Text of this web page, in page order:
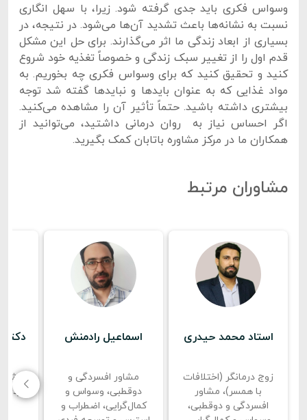
وسواس فکری باید جدی گرفته شود. زیرا، با سهل انگاری
نسبت به نشانه‌ها باعث تشدید آن‌ها می‌شود. در نتیجه، در
بسیاری از ابعاد زندگی ما اثر می‌گذارند. برای حل این مشکل
قدم اول را از تغییر سبک زندگی و خصوصاً تغذیه خود شروع
کنید و تحقیق کنید که برای وسواس فکری چه بخوریم. به
مواد غذایی که به عنوان بایدها و نبایدها گفته شد توجه
بیشتری داشته باشید. حتماً تأثیر آن را مشاهده می‌کنید.
اگر احساس نیاز به روان درمانی داشتید، می‌توانید از
همکاران ما در مرکز مشاوره باتابان کمک بگیرید.
مشاوران مرتبط
استاد محمد حیدری
زوج درمانگر (اختلافات
با همسر)، مشاور
افسردگی و دوقطبی،
اسماعیل رادمنش
مشاور افسردگی و
دوقطبی، وسواس و
کمال‌گرایی، اضطراب و
دکتر